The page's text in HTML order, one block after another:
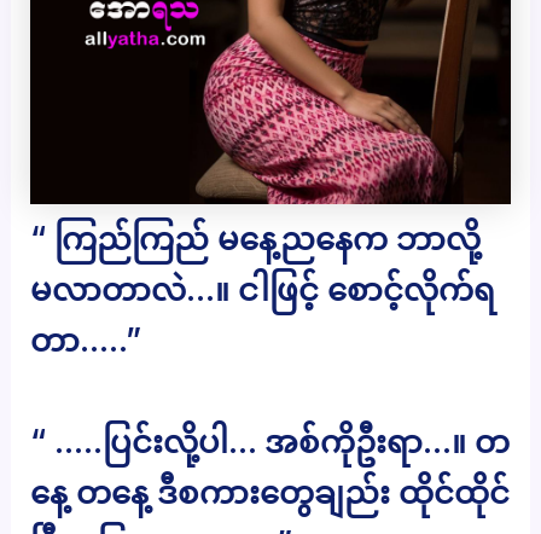
“ ကြည်ကြည် မနေ့ညနေက ဘာလို့
မလာတာလဲ…။ ငါဖြင့် စောင့်လိုက်ရ
တာ…..”
“ …..ပြင်းလို့ပါ… အစ်ကိုဦးရာ…။ တ
နေ့ တနေ့ ဒီစကားတွေချည်း ထိုင်ထိုင်